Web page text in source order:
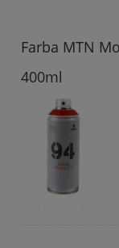
Farba MTN
400ml